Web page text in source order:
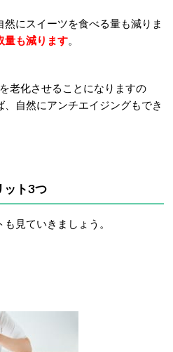
にスイーツを食べる量も減りま
量も減ります。
老化させることになりますの
自然にアンチエイジングもでき
ット3つ
見ていきましょう。